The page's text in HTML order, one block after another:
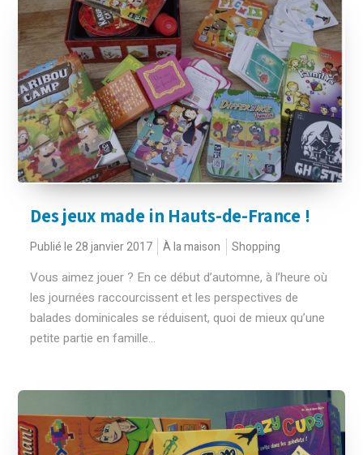
Des jeux made in Hauts-de-France !
Publié le 28 janvier 2017 À la maison Shopping
Vous aimez jouer ? En ce début d’automne, à l’heure où
les journées raccourcissent et les perspectives de
balades dominicales se réduisent, quoi de mieux qu’une
petite partie en famille...